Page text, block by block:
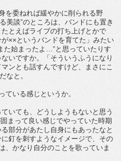
を委ねれば緩やかに削られる野
美談”のところは、バンドにも置き
とえばライブの打ち上げとかで
が××というバンドを育てた」みたい
た始まったよ…”と思っていたりす
いですか。「そういうふうになり
ンとも話すんですけど、まさにこ
なと。
ている感じというか。
いても、どうしようもないと思う
まって良い感じでやっていた時期
部分があたし自身にもあったなと
釘を刺すようなイメージで、その
、かなり自分のことを歌っていま